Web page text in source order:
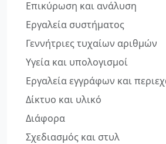
Επικύρωση και ανάλυση
Εργαλεία συστήματος
Γεννήτριες τυχαίων αριθμών
Υγεία και υπολογισμοί
Εργαλεία εγγράφων και
Δίκτυο και υλικό
Διάφορα
Σχεδιασμός και στυλ